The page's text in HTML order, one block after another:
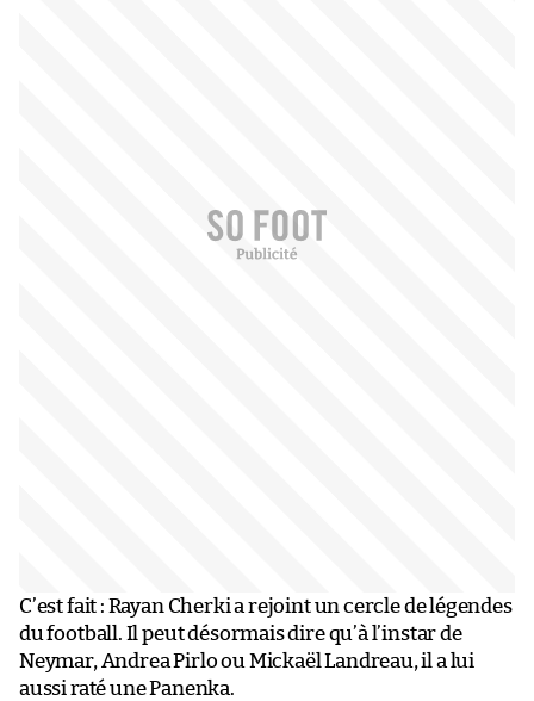
C’est fait : Rayan Cherki a rejoint un cercle de légendes
du football. Il peut désormais dire qu’à l’instar de
Neymar, Andrea Pirlo ou Mickaël Landreau, il a lui
aussi raté une Panenka.